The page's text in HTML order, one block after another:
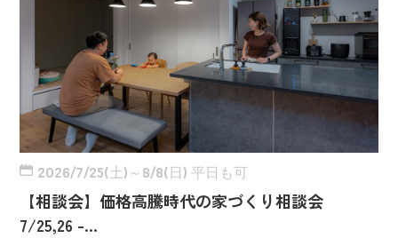
2026/7/25(土)～8/8(日) 平日も可
【相談会】価格高騰時代の家づくり相談会
7/25,26 -…